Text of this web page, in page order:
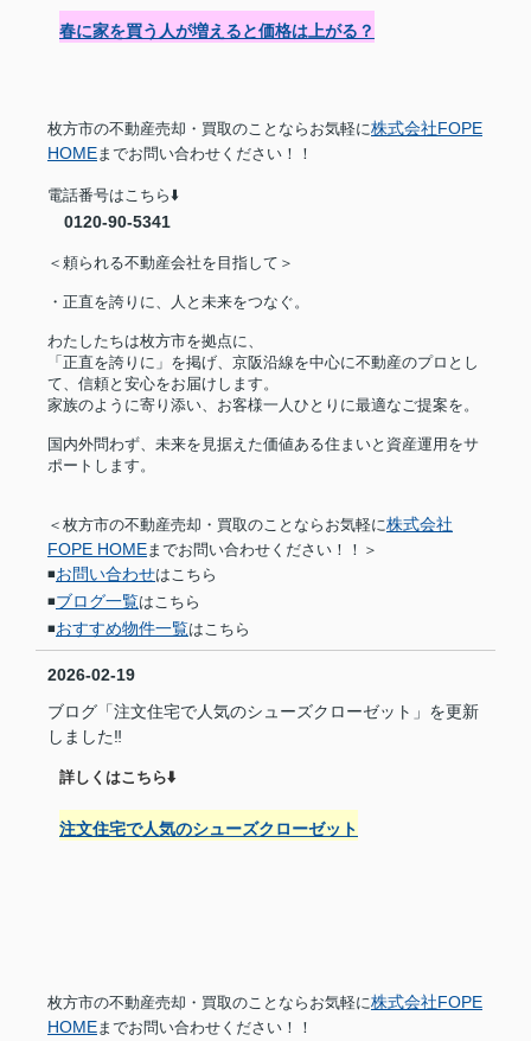
春に家を買う人が増えると価格は上がる？
枚方市の不動産売却・買取のことならお気軽に株式会社FOPE
HOME までお問い合わせください！！
電話番号はこちら⬇️
0120-90-5341
＜頼られる不動産会社を目指して＞
・正直を誇りに、人と未来をつなぐ。
わたしたちは枚方市を拠点に、
「正直を誇りに」を掲げ、京阪沿線を中心に不動産のプロとし
て、信頼と安心をお届けします。
家族のように寄り添い、お客様一人ひとりに最適なご提案を。
国内外問わず、未来を見据えた価値ある住まいと資産運用をサ
ポートします。
＜枚方市の不動産売却・買取のことならお気軽に株式会社
FOPE HOME までお問い合わせください！！＞
◾️お問い合わせはこちら
◾️ブログ一覧はこちら
◾️おすすめ物件一覧はこちら
2026-02-19
ブログ「注文住宅で人気のシューズクローゼット」を更新
しました‼︎
詳しくはこちら⬇️
注文住宅で人気のシューズクローゼット
枚方市の不動産売却・買取のことならお気軽に株式会社FOPE
HOME までお問い合わせください！！